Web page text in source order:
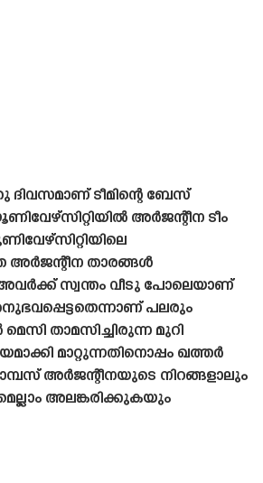
ടീമിന്റെ ബേസ്
അർജന്റീന ടീം
അർജന്റീന താരങ്ങൾ
അവർക്ക് സ്വന്തം വീടു പോലെയാണ്
പലരും
താമസിച്ചിരുന്ന മുറി
മാറ്റുന്നതിനൊപ്പം ഖത്തർ
അർജന്റീനയുടെ നിറങ്ങളാലും
അലങ്കരിക്കുകയും